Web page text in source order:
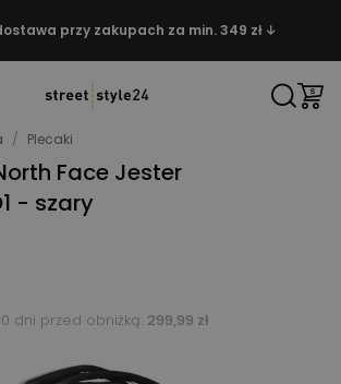
przy zakupach za min. 349 zł ↓
/ Plecaki
Face Jester
- szary
dni przed obniżką: 299,99 zł